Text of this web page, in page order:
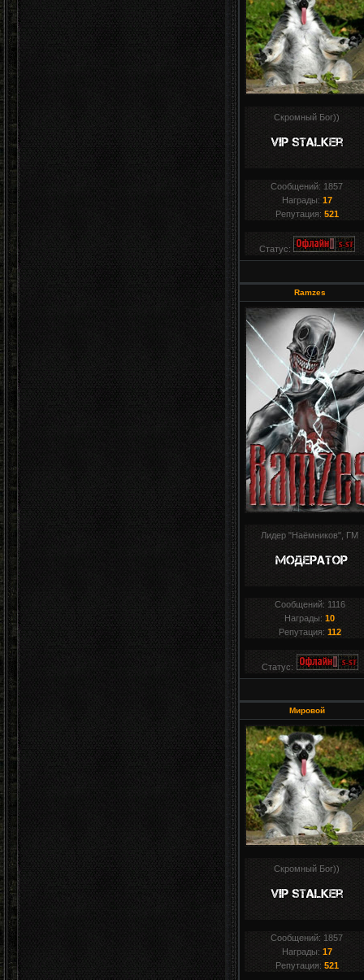
Скромный Бог))
Сообщений: 1857
Награды: 17
Репутация: 521
Статус:
Ramzes
Лидер "Наёмников", ГМ
Сообщений: 1116
Награды:10
Репутация: 112
Статус:
Мировой
Скромный Бог))
Сообщений: 1857
Награды: 17
Репутация: 521